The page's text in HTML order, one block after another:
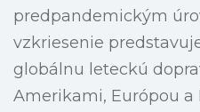
predpandemickým
vzkriesenie
globálnu leteckú
Amerikami, Európou